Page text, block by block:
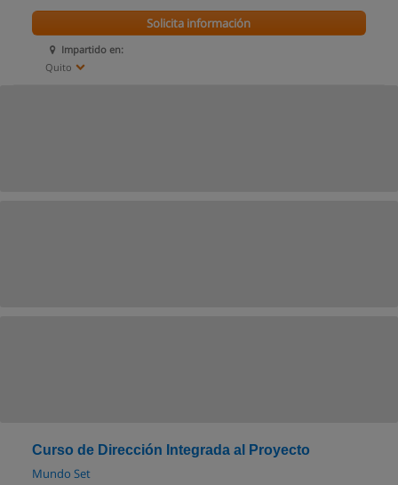
Impartido en:
Quito
Solicita información
Curso de Dirección Integrada al Proyecto
Mundo Set